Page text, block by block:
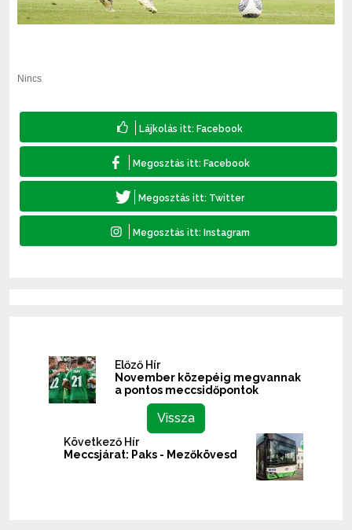
Nincs
Előző Hír
November közepéig megvannak
a pontos meccsidőpontok
Vissza
Következő Hír
Meccsjárat: Paks - Mezőkövesd